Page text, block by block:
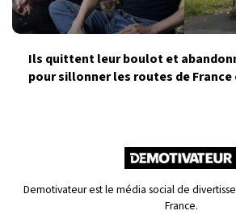
Ils quittent leur boulot et
pour sillonner les routes de
Demotivateur est le média social de
France.